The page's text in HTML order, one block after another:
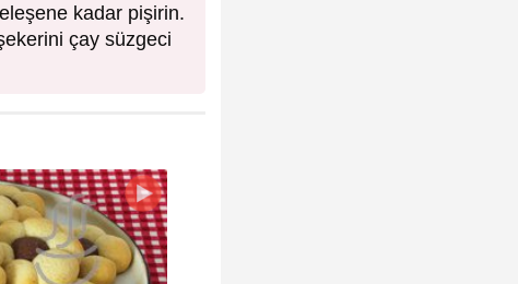
kadar pişirin.
çay süzgeci